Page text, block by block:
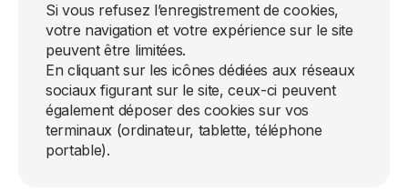
Si vous refusez l’enregistrement de cookies,
votre navigation et votre expérience sur le site
peuvent être limitées.
En cliquant sur les icônes dédiées aux réseaux
sociaux figurant sur le site, ceux-ci peuvent
également déposer des cookies sur vos
terminaux (ordinateur, tablette, téléphone
portable).